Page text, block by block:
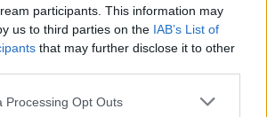
participants. This information may
us to third parties on the IAB’s List of
that may further disclose it to other
Processing Opt Outs
και τη διδασκαλία του
Ελλάδα. Η βραδιά
τους HiROLLERS, το μουσικό
τραγουδιστή και